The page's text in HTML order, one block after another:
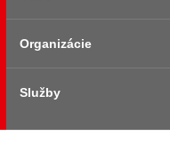
Zmluvy
Základné informácie
Symboly obce
Organizácie
Stavebný Úrad
Služby